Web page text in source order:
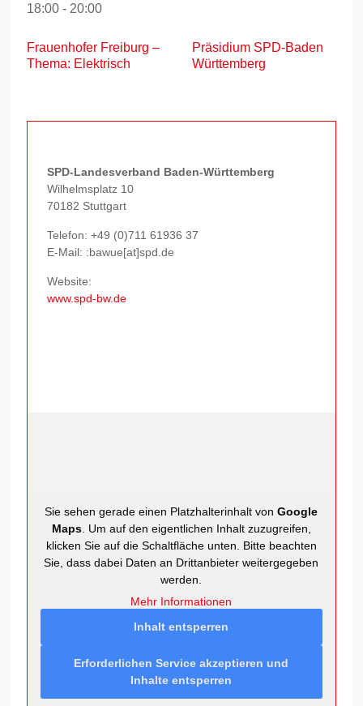
18:00 - 20:00
Frauenhofer Freiburg –
Thema: Elektrisch
Präsidium SPD-Baden
Württemberg
SPD-Landesverband Baden-Württemberg
Wilhelmsplatz 10
70182 Stuttgart
Telefon:+49 (0)711 61936 37
E-Mail: :bawue[at]spd.de
Website:
www.spd-bw.de
Sie sehen gerade einen Platzhalterinhalt vonGoogle
Maps. Um auf den eigentlichen Inhalt zuzugreifen,
klicken Sie auf die Schaltfläche unten. Bitte beachten
Sie, dass dabei Daten an Drittanbieter weitergegeben
werden.
Mehr Informationen
Inhalt entsperren
Erforderlichen Service akzeptieren und
Inhalte entsperren